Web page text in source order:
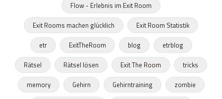
Flow - Erlebnis im Exit Room
Exit Rooms machen glücklich
Exit Room Statistik
etr
ExitTheRoom blog
etrblog
Rätsel
Rätsel lösen Exit The Room
tricks
memory
Gehirn Gehirntraining
zombie